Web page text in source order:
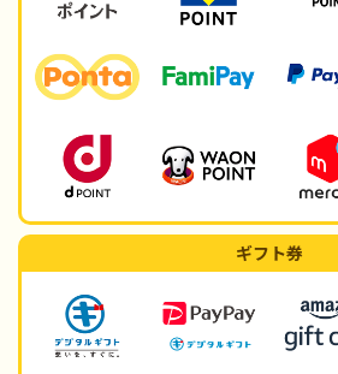
ギフト券